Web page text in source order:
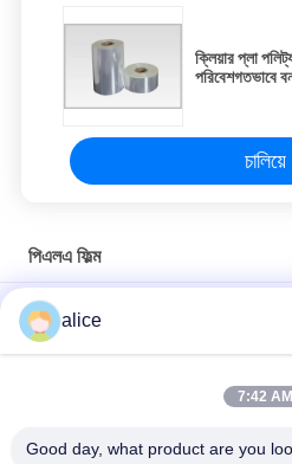
ক্লিয়ার প্লা
পরিবেশগতভাবে
চালিয়ে
পিএলএ ফিল্ম
রোলস ফুড প্যাকেজ পিএলএ ফিল্ম 100%
100% বায়োডেগ্রেডেবল পলিল্যাকটিক অ্যাসিড
alice
7:42 AM
Good day, what product are you